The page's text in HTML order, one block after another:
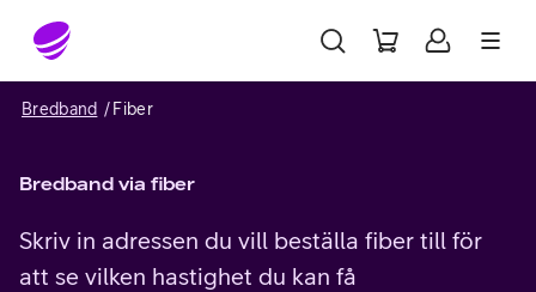
Gå till sidans innehåll
Bredband Fiber
Bredband via fiber
Skriv in adressen du vill beställa fiber till för
att se vilken hastighet du kan få